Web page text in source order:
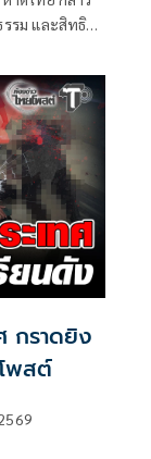
รม และสิทธิ
ยวข้องกับการ
กราดยิง
พสต์